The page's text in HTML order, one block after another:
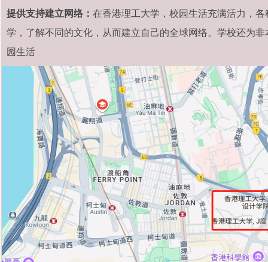
提供支持建立网络： 在香港理工大学，校园生活充满活力，
学，了解不同的文化，从而建立自己的全球网络。学校还为
园生活